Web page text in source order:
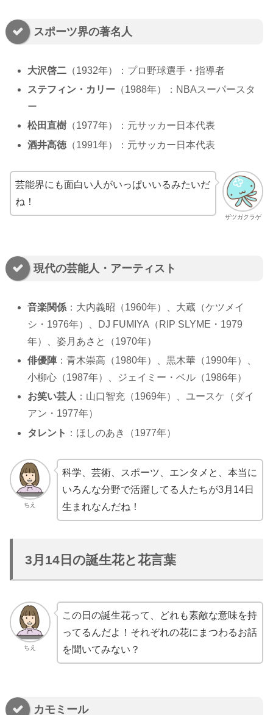
スポーツ界の著名人
大沢啓二 （1932年）：プロ野球選手・指導者
ステフィン・カリー （1988年）：NBAスーパースタ
ー
松田直樹 （1977年）：元サッカー日本代表
酒井高徳（1991年）：元サッカー日本代表
ザツガクラゲ
芸能界にも面白い人がいっぱいいるみたいだ
ね！
現代の芸能人・アーティスト
音楽関係 ：大内義昭（1960年）、大蔵（ケツメイ
シ・1976年）、DJ FUMIYA（RIP SLYME・1979
年）、姿月あさと（1970年）
俳優陣 ：青木崇高（1980年）、黒木華（1990年）、
小柳心（1987年）、ジェイミー・ベル（1986年）
お笑い芸人 ：山口智充（1969年）、ユースケ（ダイ
アン・1977年）
タレント ：ほしのあき（1977年）
ちえ
科学、芸術、スポーツ、エンタメと、本当に
いろんな分野で活躍してる人たちが3月14日
生まれなんだね！
3月14日の誕生花と花言葉
ちえ
この日の誕生花って、どれも素敵な意味を持
ってるんだよ！それぞれの花にまつわるお話
を聞いてみない？
カモミール